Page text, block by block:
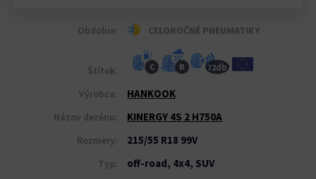
Obdobie: CELOROČNÉ PNEUMATIKY
Štítok: C B 72db
Výrobca: HANKOOK
Názov dezénu: KINERGY 4S 2 H750A
Rozmery: 215/55 R18 99V
Typ: off-road, 4x4, SUV